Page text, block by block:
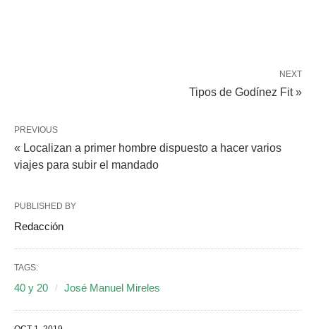
NEXT
Tipos de Godínez Fit »
PREVIOUS
« Localizan a primer hombre dispuesto a hacer varios
viajes para subir el mandado
PUBLISHED BY
Redacción
TAGS:
40 y 20 José Manuel Mireles